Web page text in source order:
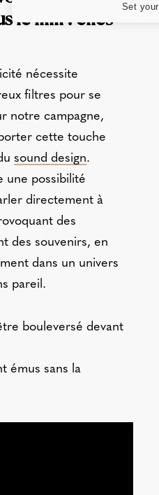
le film : elles
nécessite
filtres pour se
notre campagne,
cette touche
sound design.
une possibilité
directement à
des
des souvenirs, en
dans un univers
pareil.
bouleversé devant
émus sans la
Set